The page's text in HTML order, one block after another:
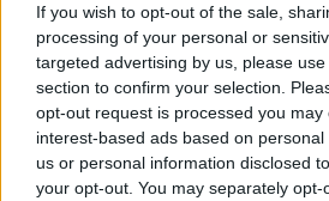
If you wish to opt-out of the sale,
processing of your personal or
targeted advertising by us, please
section to confirm your selection.
opt-out request is processed you may
interest-based ads based on
us or personal information disclosed
your opt-out. You may separately